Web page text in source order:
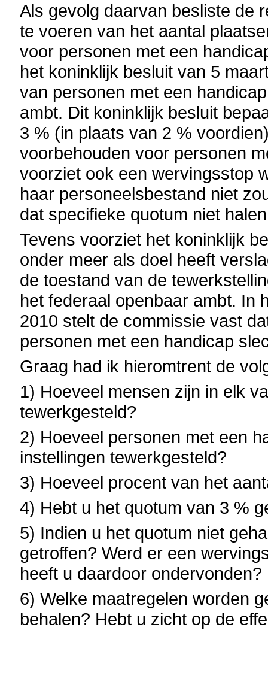
Als gevolg daarvan besliste de
te voeren van het aantal
voor personen met een
het koninklijk besluit van 5
van personen met een
ambt. Dit koninklijk besluit
3 % (in plaats van 2 %
voorbehouden voor personen
voorziet ook een wervingsstop
haar personeelsbestand niet
dat specifieke quotum niet
Tevens voorziet het koninklijk
onder meer als doel heeft
de toestand van de
het federaal openbaar ambt. In
2010 stelt de commissie vast
personen met een handicap
Graag had ik hieromtrent de
1) Hoeveel mensen zijn in elk
tewerkgesteld?
2) Hoeveel personen met een
instellingen tewerkgesteld?
3) Hoeveel procent van het
4) Hebt u het quotum van 3 %
5) Indien u het quotum niet
getroffen? Werd er een
heeft u daardoor ondervonden?
6) Welke maatregelen worden
behalen? Hebt u zicht op de